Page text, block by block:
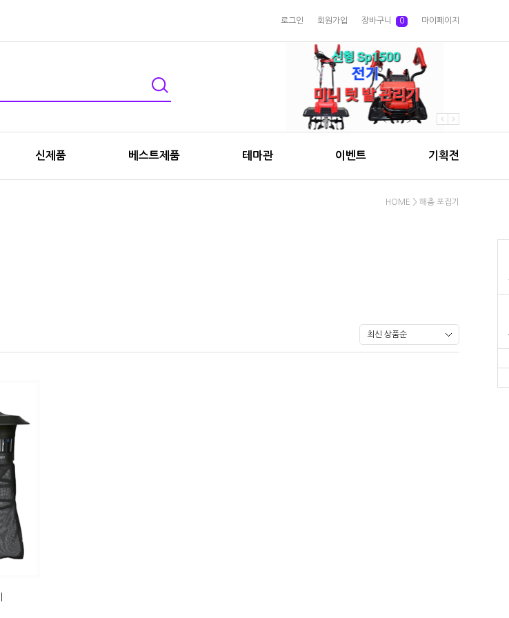
로그인 회원가입 장바구니 0 마이페이지
신제품 베스트제품 테마관 이벤트 기획전
HOME > 해충 포집기